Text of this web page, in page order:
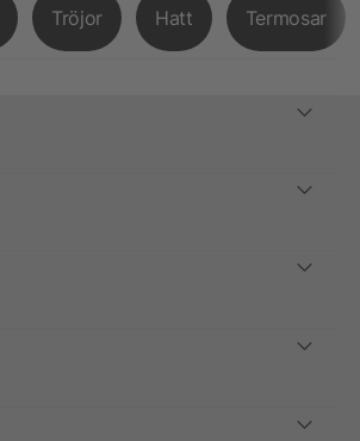
Tröjor Hatt Termosar